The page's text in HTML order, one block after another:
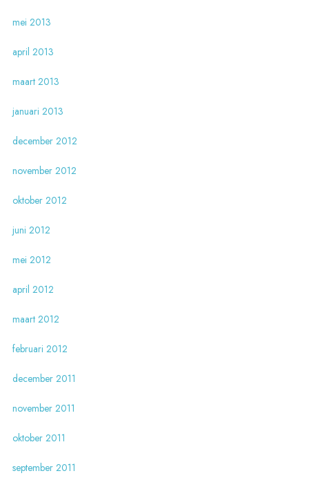
mei 2013
april 2013
maart 2013
januari 2013
december 2012
november 2012
oktober 2012
juni 2012
mei 2012
april 2012
maart 2012
februari 2012
december 2011
november 2011
oktober 2011
september 2011